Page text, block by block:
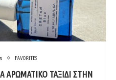
FAVORITES
ΑΡΩΜΑΤΙΚΌ ΤΑΞΊΔΙ ΣΤΗΝ